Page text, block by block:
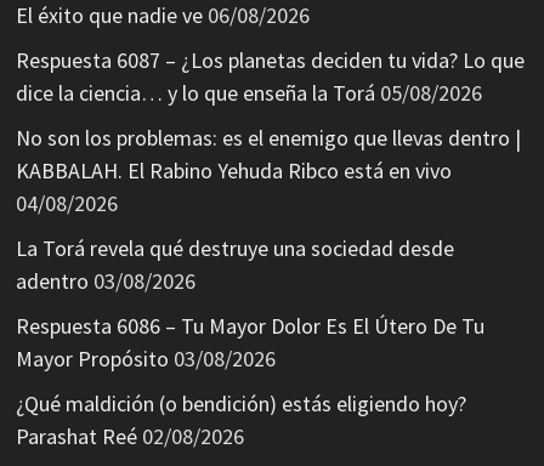
El éxito que nadie ve 06/08/2026
Respuesta 6087 – ¿Los planetas deciden tu vida? Lo que
dice la ciencia… y lo que enseña la Torá 05/08/2026
No son los problemas: es el enemigo que llevas dentro |
KABBALAH. El Rabino Yehuda Ribco está en vivo
04/08/2026
La Torá revela qué destruye una sociedad desde
adentro 03/08/2026
Respuesta 6086 – Tu Mayor Dolor Es El Útero De Tu
Mayor Propósito 03/08/2026
¿Qué maldición (o bendición) estás eligiendo hoy?
Parashat Reé 02/08/2026